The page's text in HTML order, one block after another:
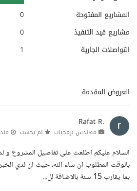
المشاريع المفتوحة
0
مشاريع قيد التنفيذ
0
التواصلات الجارية
1
العروض المقدمة
Rafat R.
مهندس برمجيات لم يحسب منذ 10 أشهر
السلام عليكم اطلعت على تفاصيل المشروع و
بالوقت المطلوب ان شاء الله، حيث ان لدي
بما يقارب 15 سنة بالاضافة لل...